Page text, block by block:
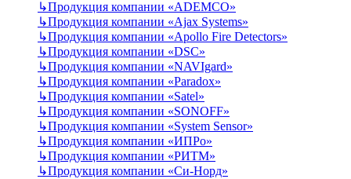
↳Продукция компании «ADEMCO»
↳Продукция компании «Ajax Systems»
↳Продукция компании «Apollo Fire Detectors»
↳Продукция компании «DSC»
↳Продукция компании «NAVIgard»
↳Продукция компании «Paradox»
↳Продукция компании «Satel»
↳Продукция компании «SONOFF»
↳Продукция компании «System Sensor»
↳Продукция компании «ИПРо»
↳Продукция компании «РИТМ»
↳Продукция компании «Си-Норд»